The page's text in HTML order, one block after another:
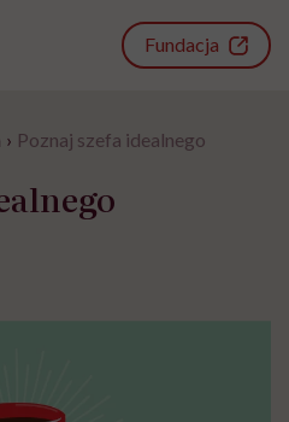
Fundacja
› Poznaj szefa idealnego